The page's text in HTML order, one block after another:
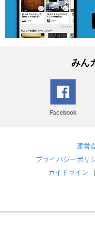
みん
Facebook
運営
プライバシーポリ
ガイドライン
|